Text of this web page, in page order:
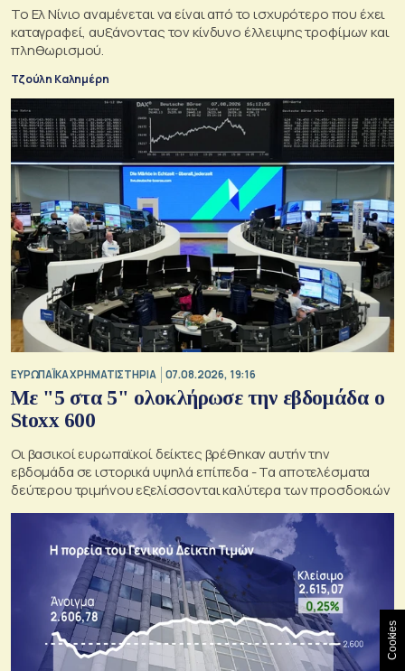
Το Ελ Νίνιο αναμένεται να είναι από το ισχυρότερο που έχει
καταγραφεί, αυξάνοντας τον κίνδυνο έλλειψης τροφίμων και
πληθωρισμού.
Τζούλη Καλημέρη
ΕΥΡΩΠΑΪΚΑ ΧΡΗΜΑΤΙΣΤΗΡΙΑ 07.08.2026, 19:16
Με "5 στα 5" ολοκλήρωσε την εβδομάδα ο
Stoxx 600
Οι βασικοί ευρωπαϊκοί δείκτες βρέθηκαν αυτήν την
εβδομάδα σε ιστορικά υψηλά επίπεδα - Τα αποτελέσματα
δεύτερου τριμήνου εξελίσσονται καλύτερα των προσδοκιών
Cookies